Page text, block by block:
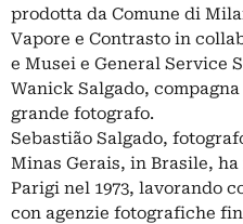
prodotta da Comune di
Vapore e Contrasto in
e Musei e General Service
Wanick Salgado,
grande fotografo.
Sebastião Salgado,
Minas Gerais, in Brasile,
Parigi nel 1973, lavorando
con agenzie fotografiche